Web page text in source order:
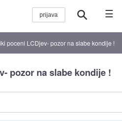
☰
poceni LCDjev- pozor na slabe kondije !
pozor na slabe kondije !